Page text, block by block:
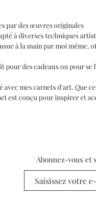
par des œuvres originales
à diverses techniques
à la main par moi même,
pour des cadeaux ou pour se
mes carnets d'art. Que
est conçu pour inspirer et
Abonnez-vous et